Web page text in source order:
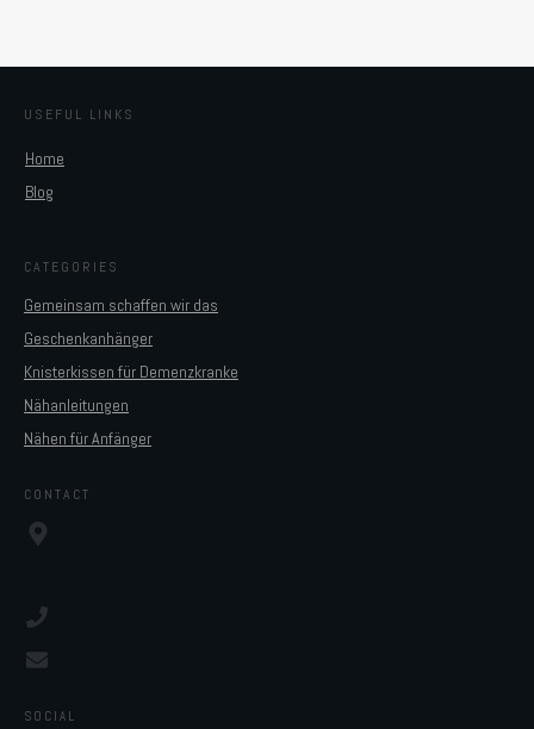
USEFUL LINKS
Home
Blog
CATEGORIES
Gemeinsam schaffen wir das
Geschenkanhänger
Knisterkissen für Demenzkranke
Nähanleitungen
Nähen für Anfänger
CONTACT
SOCIAL